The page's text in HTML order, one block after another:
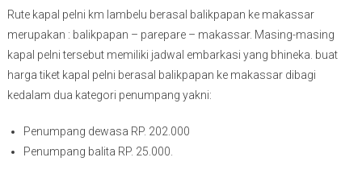
Rute kapal pelni km lambelu berasal balikpapan ke makassar
merupakan : balikpapan – parepare – makassar. Masing-masing
kapal pelni tersebut memiliki jadwal embarkasi yang bhineka. buat
harga tiket kapal pelni berasal balikpapan ke makassar dibagi
kedalam dua kategori penumpang yakni:
Penumpang dewasa RP. 202.000
Penumpang balita RP. 25.000.